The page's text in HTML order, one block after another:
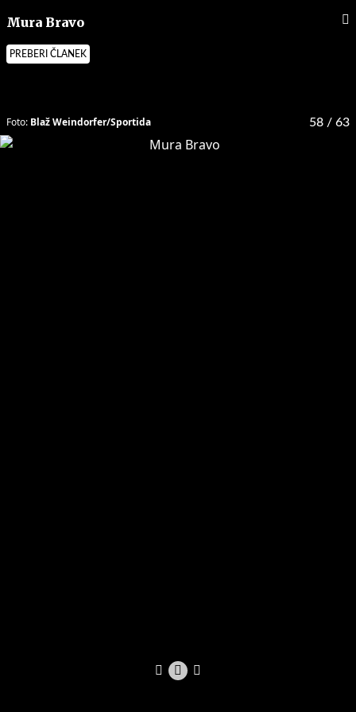
Mura Bravo
PREBERI ČLANEK
58 / 63
Foto: Blaž Weindorfer/Sportida